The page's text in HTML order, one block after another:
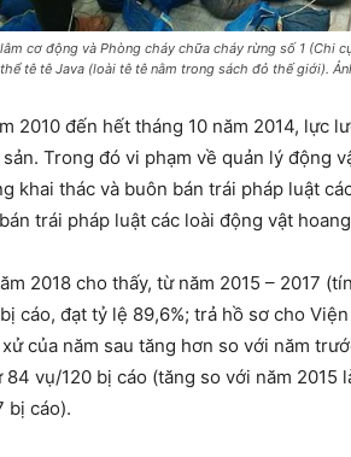
cơ động và Phòng cháy chữa cháy rừng số 1 (Chi
tê tê Java (loài tê tê nằm trong sách đỏ thế giới).
2010 đến hết tháng 10 năm 2014, lực
Trong đó vi phạm về quản lý
khai thác và buôn bán trái pháp luật
trái pháp luật các loài động vật
2018 cho thấy, từ năm 2015 – 2017
cáo, đạt tỷ lệ 89,6%; trả hồ sơ cho
của năm sau tăng hơn so với năm
vụ/120 bị cáo (tăng so với năm
bị cáo).